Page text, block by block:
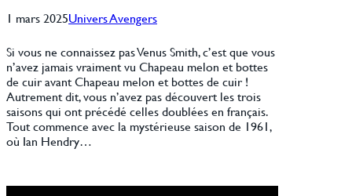
1 mars 2025Univers Avengers
Si vous ne connaissez pas Venus Smith, c’est que vous
n’avez jamais vraiment vu Chapeau melon et bottes
de cuir avant Chapeau melon et bottes de cuir !
Autrement dit, vous n’avez pas découvert les trois
saisons qui ont précédé celles doublées en français.
Tout commence avec la mystérieuse saison de 1961,
où Ian Hendry…